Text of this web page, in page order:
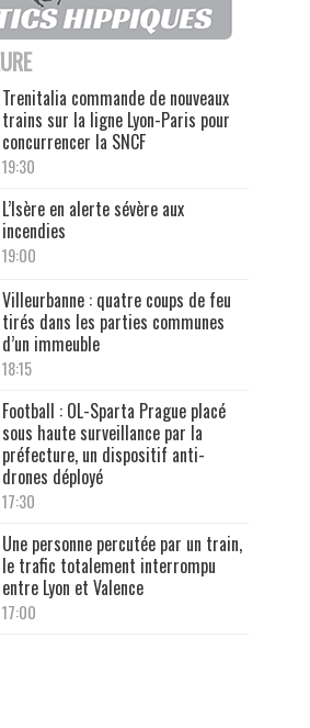
Trenitalia commande de nouveaux
trains sur la ligne Lyon-Paris pour
concurrencer la SNCF
19:30
L’Isère en alerte sévère aux
incendies
19:00
Villeurbanne : quatre coups de feu
tirés dans les parties communes
d’un immeuble
18:15
Football : OL-Sparta Prague placé
sous haute surveillance par la
préfecture, un dispositif anti-
drones déployé
17:30
Une personne percutée par un train,
le trafic totalement interrompu
entre Lyon et Valence
17:00